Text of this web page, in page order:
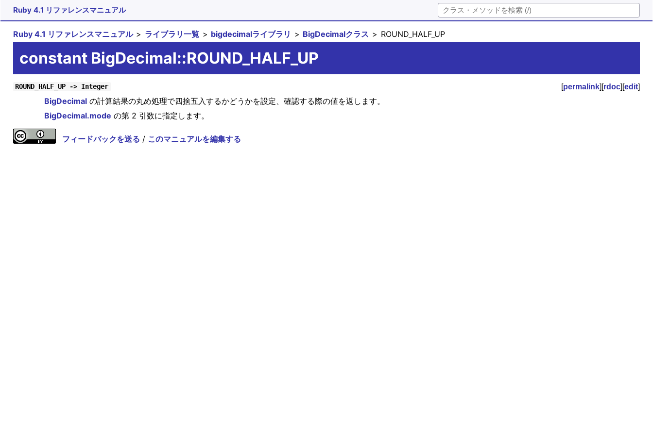
Ruby 4.1 リファレンスマニュアル
Ruby 4.1 リファレンスマニュアル ライブラリ一覧 bigdecimalライブラリ BigDecimalクラス ROUND_HALF_UP
constant BigDecimal::ROUND_HALF_UP
ROUND_HALF_UP -> Integer [permalink][rdoc][edit]
BigDecimalの計算結果の丸め処理で四捨五入するかどうかを設定、確認する際の値を返します。
BigDecimal.mode の第 2 引数に指定します。
フィードバックを送る / このマニュアルを編集する